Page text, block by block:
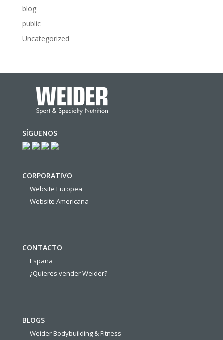
blog
public
Uncategorized
SÍGUENOS
CORPORATIVO
Website Europea
Website Americana
CONTACTO
España
¿Quieres vender Weider?
BLOGS
Weider Bodybuilding & Fitness